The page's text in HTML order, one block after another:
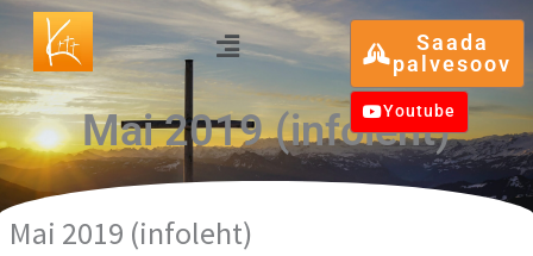
content
Menu
Youtube
Saada
palvesoov
Mai 2019 (infoleht)
Mai 2019 (infoleht)